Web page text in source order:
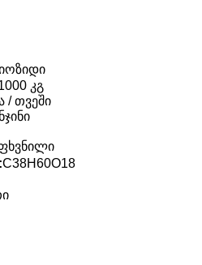
კგ
/ თვეში
C38H60O18